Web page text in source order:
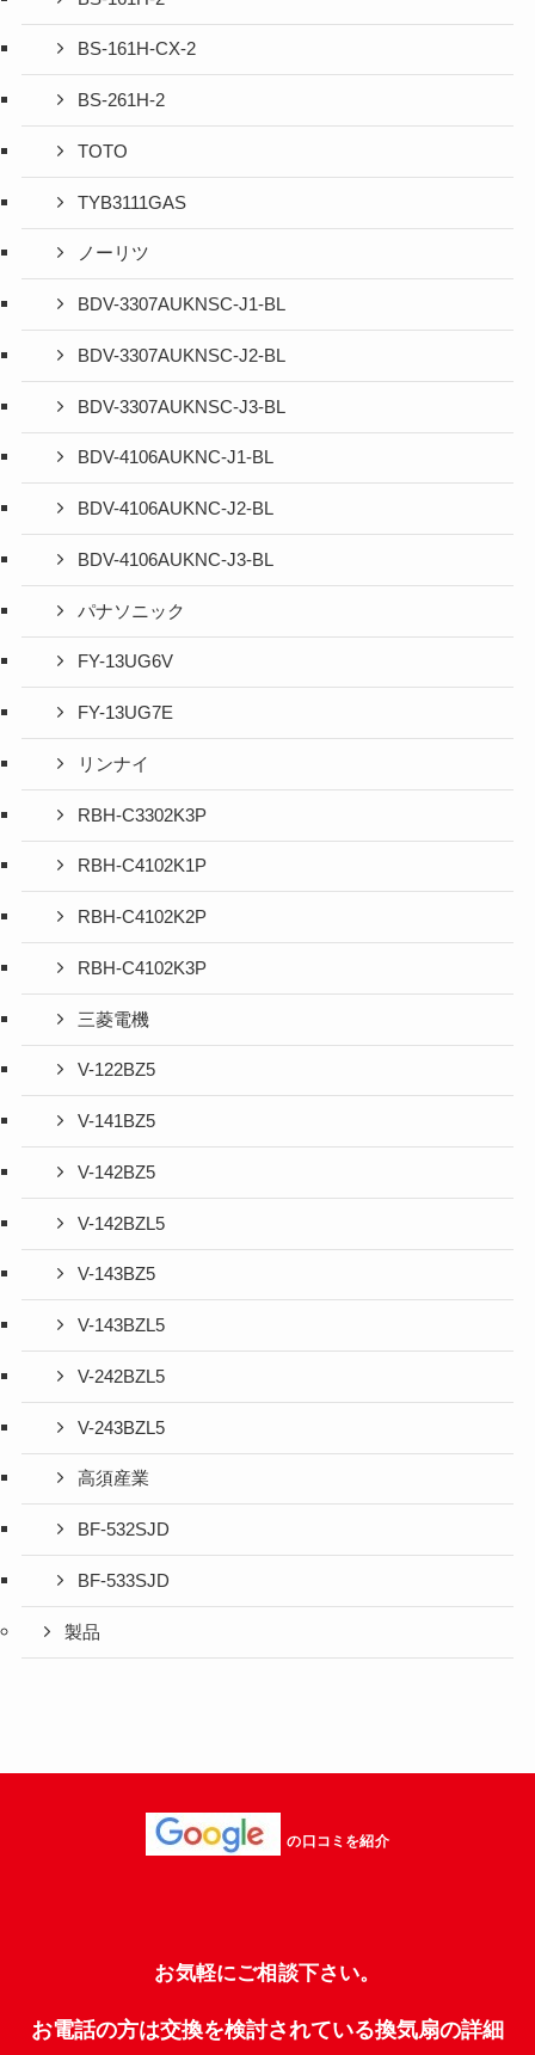
BS-161H-CX-2
BS-261H-2
TOTO
TYB3111GAS
ノーリツ
BDV-3307AUKNSC-J1-BL
BDV-3307AUKNSC-J2-BL
BDV-3307AUKNSC-J3-BL
BDV-4106AUKNC-J1-BL
BDV-4106AUKNC-J2-BL
BDV-4106AUKNC-J3-BL
パナソニック
FY-13UG6V
FY-13UG7E
リンナイ
RBH-C3302K3P
RBH-C4102K1P
RBH-C4102K2P
RBH-C4102K3P
三菱電機
V-122BZ5
V-141BZ5
V-142BZ5
V-142BZL5
V-143BZ5
V-143BZL5
V-242BZL5
V-243BZL5
高須産業
BF-532SJD
BF-533SJD
製品
の口コミを紹介
お気軽にご相談下さい。
お電話の方は交換を検討されている換気扇の詳細